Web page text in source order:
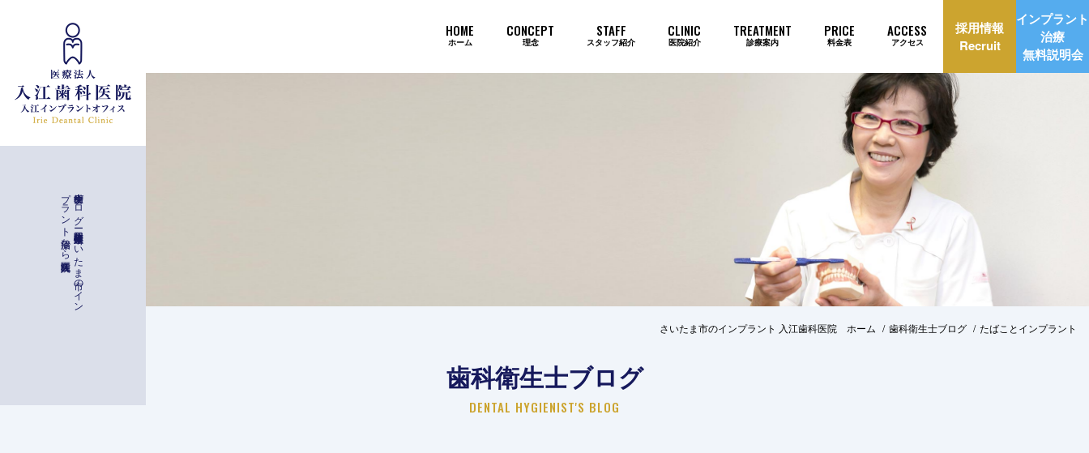
歯科衛生士ブ
ロ
グ
ー
与野駅徒歩二分
埼玉県さ
い
た
ま
市の
イ
ン
プ
ラ
ン
ト
治療な
ら
入江歯科医院
HOME
ホーム
CONCEPT
理念
STAFF
スタッフ紹介
CLINIC
医院紹介
TREATMENT
診療案内
インプラント治療自動見積もり
PRICE
料金表
ACCESS
アクセス
採用情報
Recruit
インプラント
治療
無料説明会
さいたま市のインプラント 入江歯科医院 ホーム 歯科衛生士ブログ たばことインプラント
歯科衛生士ブログ
DENTAL HYGIENIST'S BLOG